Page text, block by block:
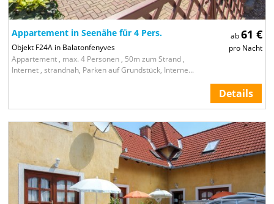
ab61 €
pro Nacht
Appartement in Seenähe für 4 Pers.
Objekt F24A in Balatonfenyves
Appartement , max. 4 Personen , 50m zum Strand ,
Internet , strandnah, Parken auf Grundstück, Interne...
Details